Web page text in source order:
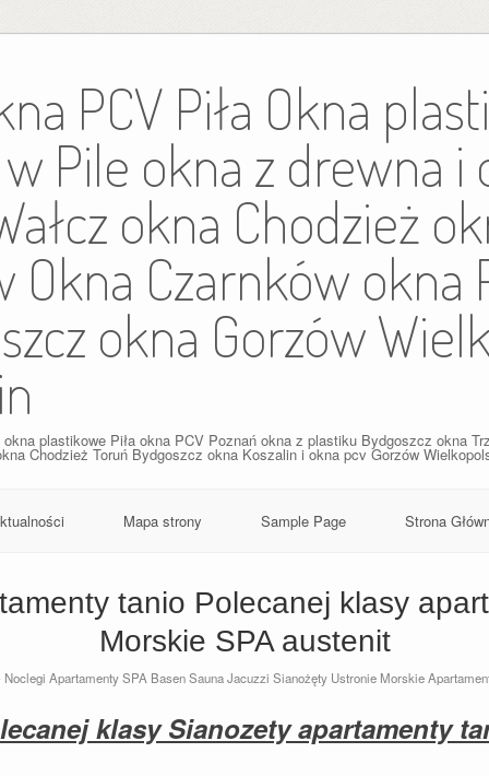
PCV Piła Okna
Pile okna z drewna i
okna Chodzież
Okna Czarnków okna
okna Gorzów
plastikowe Piła okna PCV Poznań okna z plastiku Bydgoszcz okna
Chodzież Toruń Bydgoszcz okna Koszalin i okna pcv Gorzów
Mapa strony Sample Page Strona
tanio Polecanej klasy
Morskie SPA austenit
Noclegi Apartamenty SPA Basen Sauna Jacuzzi Sianożęty Ustronie Morskie
klasy Sianozety apartamenty